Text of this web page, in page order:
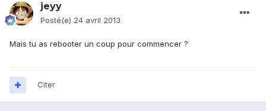
jeyy
Posté(e) 24 avril 2013
Mais tu as rebooter un coup pour commencer ?
Citer